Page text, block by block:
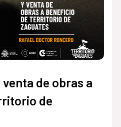
de obras a
de